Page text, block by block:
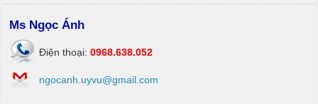
Ms Ngọc Ánh
Điện thoại: 0968.638.052
ngocanh.uyvu@gmail.com